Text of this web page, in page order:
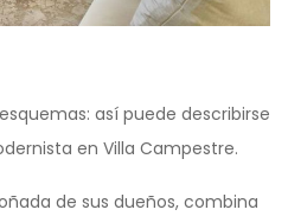
así puede describirse
en Villa Campestre.
de sus dueños, combina